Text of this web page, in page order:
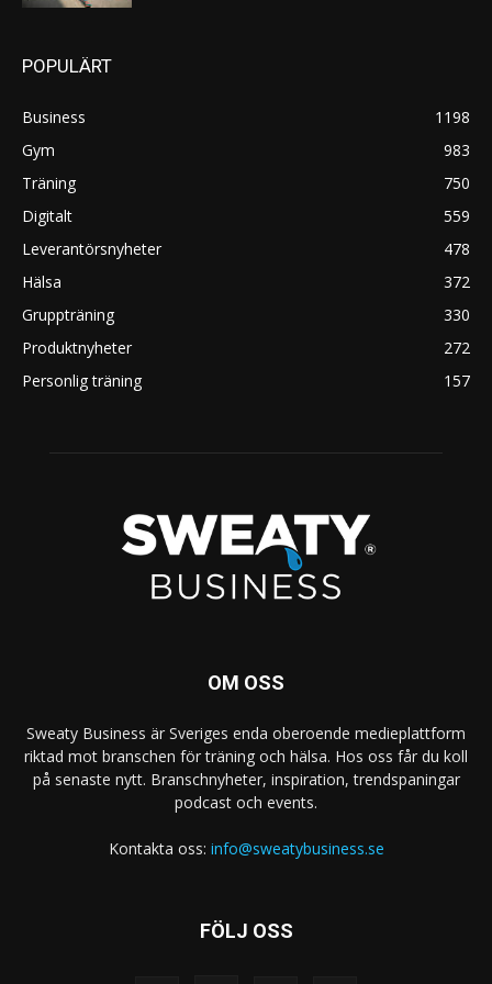
POPULÄRT
Business
1198
Gym
983
Träning
750
Digitalt
559
Leverantörsnyheter
478
Hälsa
372
Gruppträning
330
Produktnyheter
272
Personlig träning
157
OM OSS
Sweaty Business är Sveriges enda oberoende medieplattform
riktad mot branschen för träning och hälsa. Hos oss får du koll
på senaste nytt. Branschnyheter, inspiration, trendspaningar
podcast och events.
Kontakta oss: info@sweatybusiness.se
FÖLJ OSS